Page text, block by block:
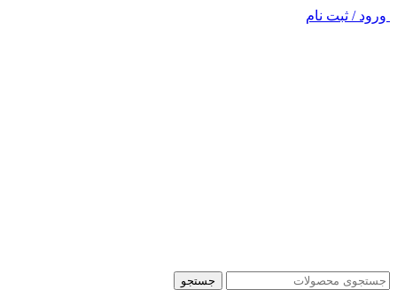
ورود / ثبت نام
جستجو